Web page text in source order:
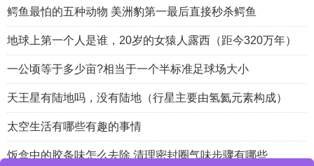
鳄鱼最怕的五种动物 美洲豹第一最后直接秒杀鳄鱼
地球上第一个人是谁，20岁的女猿人露西（距今320万年）
一公顷等于多少亩?相当于一个半标准足球场大小
天王星有陆地吗，没有陆地（行星主要由氢氦元素构成）
太空生活有哪些有趣的事情
饭盒中的胶条味怎么去除 清理密封圈气味步骤有哪些